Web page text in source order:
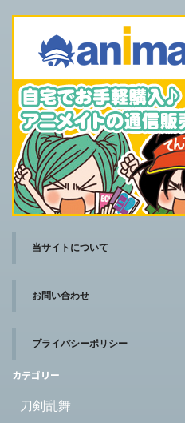
当サイトについて
お問い合わせ
プライバシーポリシー
カテゴリー
刀剣乱舞